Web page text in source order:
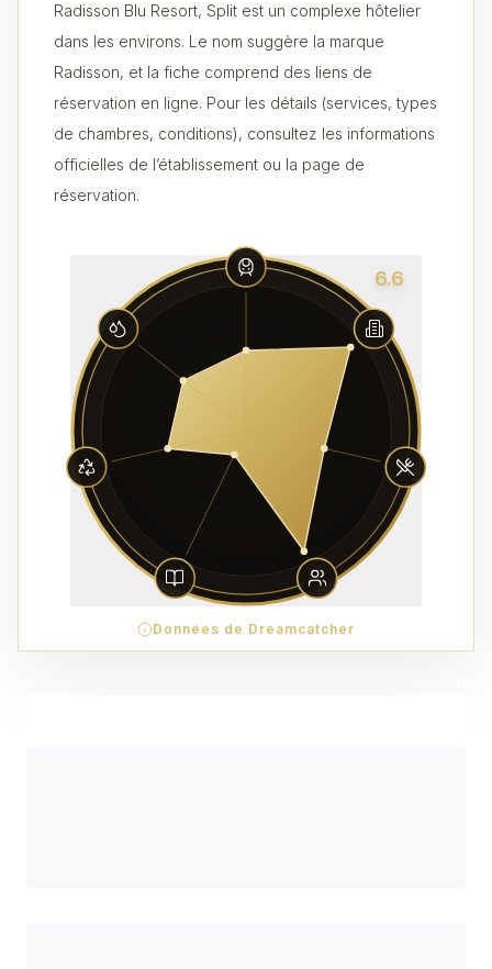
Radisson Blu Resort, Split est un complexe hôtelier
dans les environs. Le nom suggère la marque
Radisson, et la fiche comprend des liens de
réservation en ligne. Pour les détails (services, types
de chambres, conditions), consultez les informations
officielles de l’établissement ou la page de
réservation.
6.6
Données de Dreamcatcher